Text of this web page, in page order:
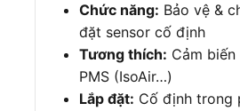
Chức năng: Bảo vệ &
đặt sensor cố định
Tương thích: Cảm
PMS (IsoAir…)
Lắp đặt: Cố định trong